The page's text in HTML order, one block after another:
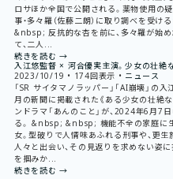
ロサほか全国で公開される。薬物使用の
事・多々羅（佐藤二朗）に取り調べを受
&nbsp; 反抗的な杏を前に、多々羅が始め
て、二人...
続きを読む →
入江悠監督 × 河合優実主演。少女の壮絶
2023/10/19 • 174回表示 • ニュース
「SR サイタマノラッパー」「AI崩壊」の
月の新聞に掲載された《ある少女の壮絶
ンドラマ「あんのこと」が、2024年6月7
る。 &nbsp; &nbsp; 機能不全の家庭に
女。型破りで人情味あふれる刑事や、更
人々と出会い、その見返りを求めない姿
を掴みか...
続きを読む →